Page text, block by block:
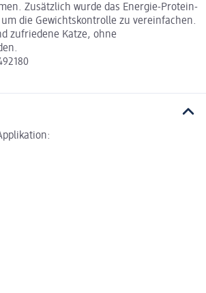
Zusätzlich wurde das Energie-Protein-
die Gewichtskontrolle zu vereinfachen.
zufriedene Katze, ohne